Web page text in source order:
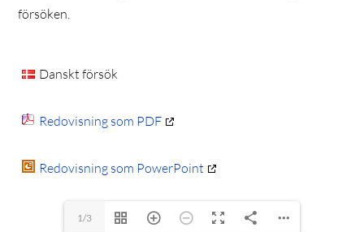
försöken.
Danskt försök
Redovisning som PDF
Redovisning som PowerPoint
1/3